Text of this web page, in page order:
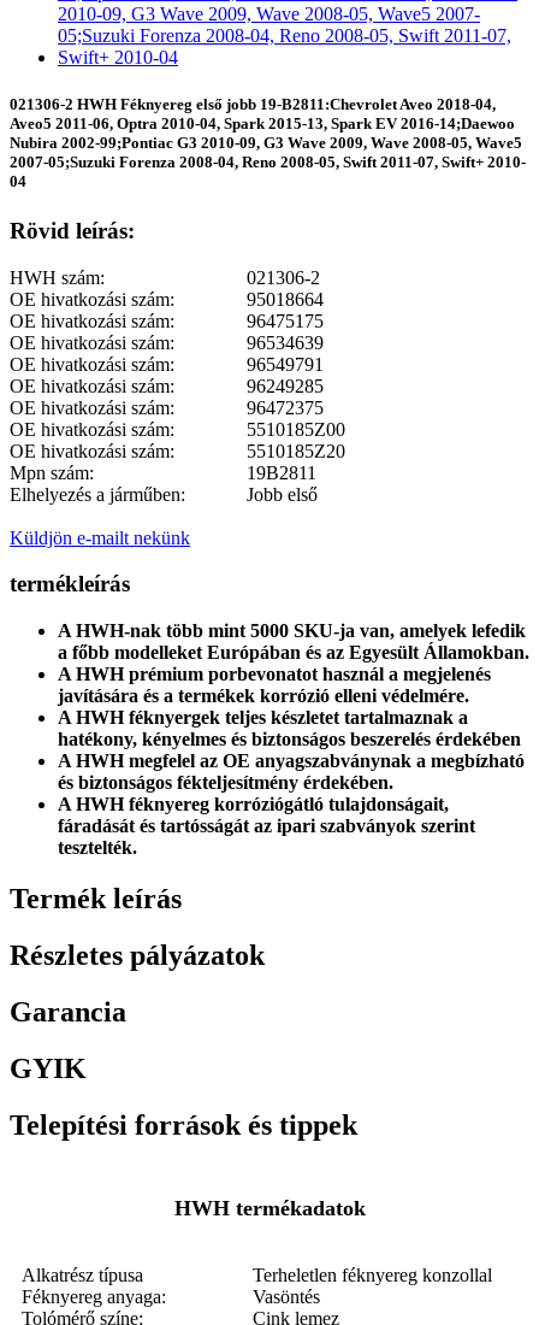
021306-2 HWH Féknyereg első jobb 19-B2811:Chevrolet Aveo 2018-04,
Aveo5 2011-06, Optra 2010-04, Spark 2015-13, Spark EV 2016-14;Daewoo
Nubira 2002-99;Pontiac G3 2010-09, G3 Wave 2009, Wave 2008-05, Wave5
2007-05;Suzuki Forenza 2008-04, Reno 2008-05, Swift 2011-07, Swift+ 2010-
04
Rövid leírás:
HWH szám:
021306-2
OE hivatkozási szám:
95018664
OE hivatkozási szám:
96475175
OE hivatkozási szám:
96534639
OE hivatkozási szám:
96549791
OE hivatkozási szám:
96249285
OE hivatkozási szám:
96472375
OE hivatkozási szám:
5510185Z00
OE hivatkozási szám:
5510185Z20
Mpn szám:
19B2811
Elhelyezés a járműben:
Jobb első
Küldjön e-mailt nekünk
termékleírás
A HWH-nak több mint 5000 SKU-ja van, amelyek lefedik
a főbb modelleket Európában és az Egyesült Államokban.
A HWH prémium porbevonatot használ a megjelenés
javítására és a termékek korrózió elleni védelmére.
A HWH féknyergek teljes készletet tartalmaznak a
hatékony, kényelmes és biztonságos beszerelés érdekében
A HWH megfelel az OE anyagszabványnak a megbízható
és biztonságos fékteljesítmény érdekében.
A HWH féknyereg korróziógátló tulajdonságait,
fáradását és tartósságát az ipari szabványok szerint
tesztelték.
Termék leírás
Részletes pályázatok
Garancia
GYIK
Telepítési források és tippek
HWH termékadatok
Alkatrész típusa
Terheletlen féknyereg konzollal
Féknyereg anyaga:
Vasöntés
Tolómérő színe:
Cink lemez